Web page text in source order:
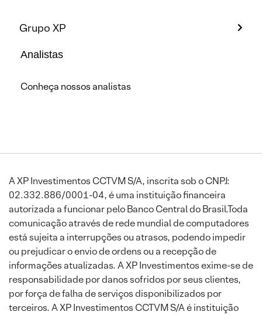
Grupo XP
Analistas
Conheça nossos analistas
A XP Investimentos CCTVM S/A, inscrita sob o CNPJ:
02.332.886/0001-04, é uma instituição financeira
autorizada a funcionar pelo Banco Central do Brasil.Toda
comunicação através de rede mundial de computadores
está sujeita a interrupções ou atrasos, podendo impedir
ou prejudicar o envio de ordens ou a recepção de
informações atualizadas. A XP Investimentos exime-se de
responsabilidade por danos sofridos por seus clientes,
por força de falha de serviços disponibilizados por
terceiros. A XP Investimentos CCTVM S/A é instituição